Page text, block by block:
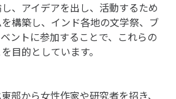
、アイデアを出し、活動するため
構築し、インド各地の文学祭、ブ
ントに参加することで、これらの
目的としています。
部から女性作家や研究者を招き、